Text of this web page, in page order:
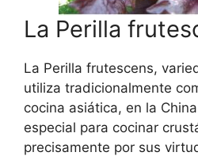
La Perilla
La Perilla frutescens,
utiliza tradicionalmente
cocina asiática, en la
especial para cocinar
precisamente por sus